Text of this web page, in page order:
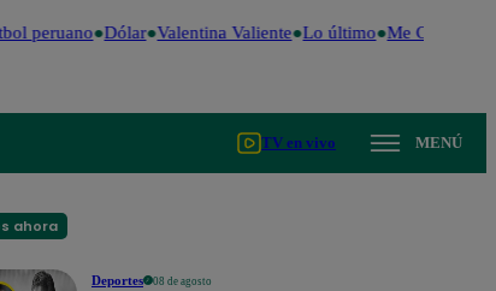
peruano Dólar Valentina Valiente Lo último Me Caigo de
TV en vivo MENÚ
ahora
Deportes
08 de agosto